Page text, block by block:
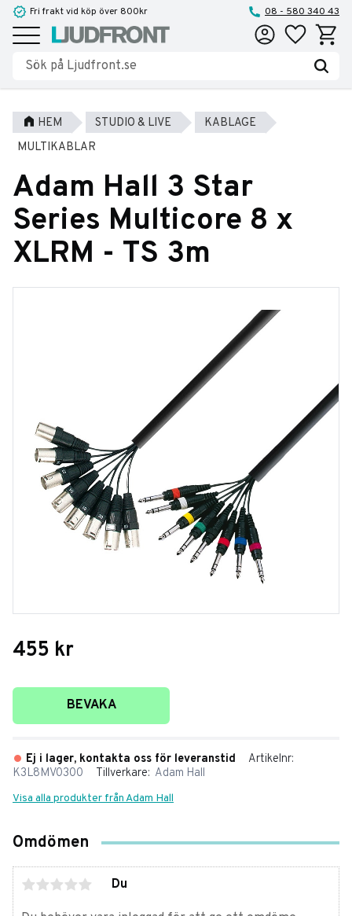
Meny
Fri frakt vid köp över 800kr 08 - 580 340 43
Favoriter
HEM STUDIO & LIVE
KABLAGE
MULTIKABLAR
Adam Hall 3 Star
Series Multicore 8 x
XLRM - TS 3m
455 kr
Lägg till i favoriter
BEVAKA
Ej i lager, kontakta oss för leveranstid
Artikelnr
K3L8MV0300
Tillverkare Adam Hall
Visa alla produkter från Adam Hall
Omdömen
Du